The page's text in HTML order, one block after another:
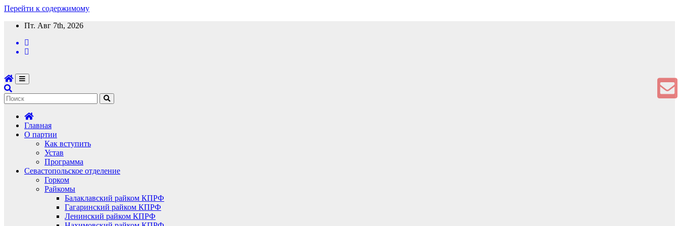
Перейти к содержимому
Пт. Авг 7th, 2026
Главная
О партии
Как вступить
Устав
Программа
Севастопольское отделение
Горком
Райкомы
Балаклавский райком КПРФ
Гагаринский райком КПРФ
Ленинский райком КПРФ